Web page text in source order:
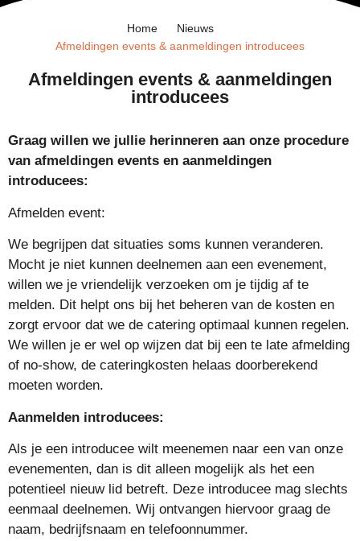
Home
Nieuws
Afmeldingen events & aanmeldingen introducees
Afmeldingen events & aanmeldingen
introducees
Graag willen we jullie herinneren aan onze procedure
van afmeldingen events en aanmeldingen
introducees:
Afmelden event:
We begrijpen dat situaties soms kunnen veranderen.
Mocht je niet kunnen deelnemen aan een evenement,
willen we je vriendelijk verzoeken om je tijdig af te
melden. Dit helpt ons bij het beheren van de kosten en
zorgt ervoor dat we de catering optimaal kunnen regelen.
We willen je er wel op wijzen dat bij een te late afmelding
of no-show, de cateringkosten helaas doorberekend
moeten worden.
Aanmelden introducees:
Als je een introducee wilt meenemen naar een van onze
evenementen, dan is dit alleen mogelijk als het een
potentieel nieuw lid betreft. Deze introducee mag slechts
eenmaal deelnemen. Wij ontvangen hiervoor graag de
naam, bedrijfsnaam en telefoonnummer.